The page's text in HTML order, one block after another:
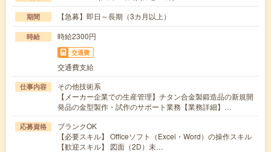
期間 【急募】即日～長期（3カ月以上）
時給 時給2300円
交通費
交通費支給
仕事内容
その他技術系
【メーカー企業での生産管理】チタン合金製鍛造品の新規開
発品の金型製作・試作のサポート業務【業務詳細】…
応募資格
ブランクOK
【必要スキル】 Officeソフト（Excel・Word）の操作スキル
【歓迎スキル】 図面（2D）未…